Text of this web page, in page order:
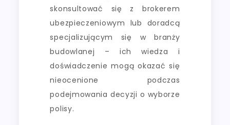
skonsultować się z brokerem
ubezpieczeniowym lub doradcą
specjalizującym się w branży
budowlanej – ich wiedza i
doświadczenie mogą okazać się
nieocenione podczas
podejmowania decyzji o wyborze
polisy.